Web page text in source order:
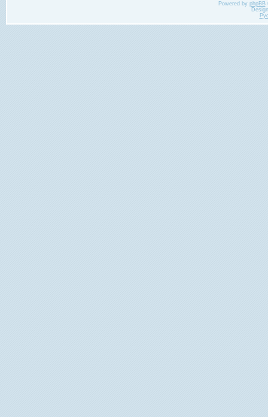
Powered by phpBB